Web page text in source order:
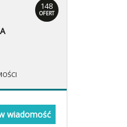
148
OFERT
wiadomość